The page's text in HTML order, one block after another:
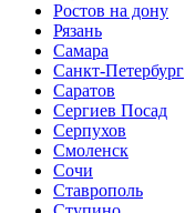
Ростов на дону
Рязань
Самара
Санкт-Петербург
Саратов
Сергиев Посад
Серпухов
Смоленск
Сочи
Ставрополь